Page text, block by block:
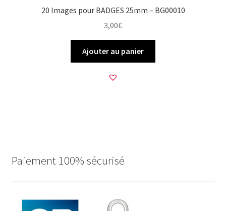
20 Images pour BADGES 25mm – BG00010
3,00€
Ajouter au panier
Paiement 100% sécurisé